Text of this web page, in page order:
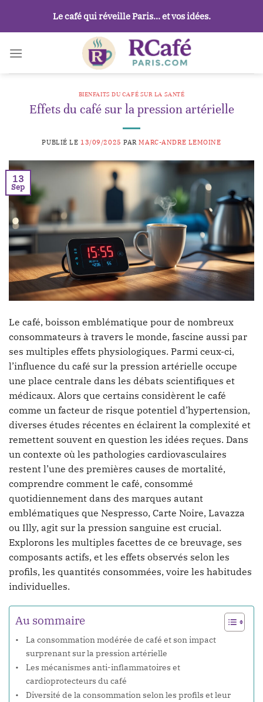
contenu
Le café qui réveille Paris… et vos idées.
BIENFAITS DU CAFÉ SUR LA SANTÉ
Effets du café sur la pression artérielle
PUBLIÉ LE 13/09/2025 PARMARC-ANDRE LEMOINE
13
Sep
Le café, boisson emblématique pour de nombreux
consommateurs à travers le monde, fascine aussi par
ses multiples effets physiologiques. Parmi ceux-ci,
l’influence du café sur la pression artérielle occupe
une place centrale dans les débats scientifiques et
médicaux. Alors que certains considèrent le café
comme un facteur de risque potentiel d’hypertension,
diverses études récentes en éclairent la complexité et
remettent souvent en question les idées reçues. Dans
un contexte où les pathologies cardiovasculaires
restent l’une des premières causes de mortalité,
comprendre comment le café, consommé
quotidiennement dans des marques autant
emblématiques que Nespresso, Carte Noire, Lavazza
ou Illy, agit sur la pression sanguine est crucial.
Explorons les multiples facettes de ce breuvage, ses
composants actifs, et les effets observés selon les
profils, les quantités consommées, voire les habitudes
individuelles.
Au sommaire
La consommation modérée de café et son impact
surprenant sur la pression artérielle
Les mécanismes anti-inflammatoires et
cardioprotecteurs du café
Diversité de la consommation selon les profils et leur